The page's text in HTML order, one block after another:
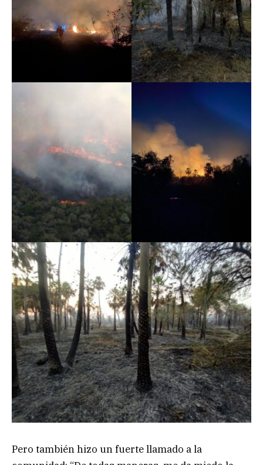
Pero también hizo un fuerte llamado a la